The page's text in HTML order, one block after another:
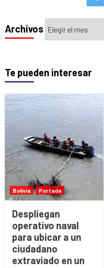
Archivos
Archivos
Te pueden interesar
Bolivia Portada
Despliegan
operativo naval
para ubicar a un
ciudadano
extraviado en un